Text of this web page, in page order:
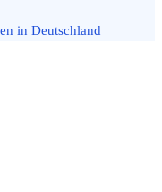
in Deutschland